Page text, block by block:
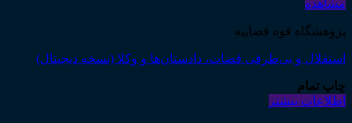
مشاهده
پژوهشگاه قوه قضاییه
استقلال و بی‌طرفی قضات، دادستان‌ها و وکلا (نسخه دیجیتال)
چاپ تمام
اطلاعات بیشتر